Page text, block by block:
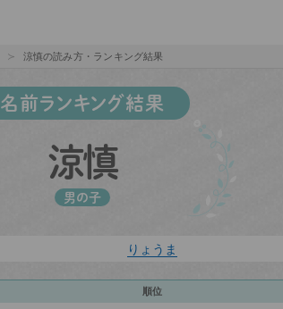
涼慎の読み方・ランキング結果
名前ランキング結果
涼慎
男の子
りょうま
順位